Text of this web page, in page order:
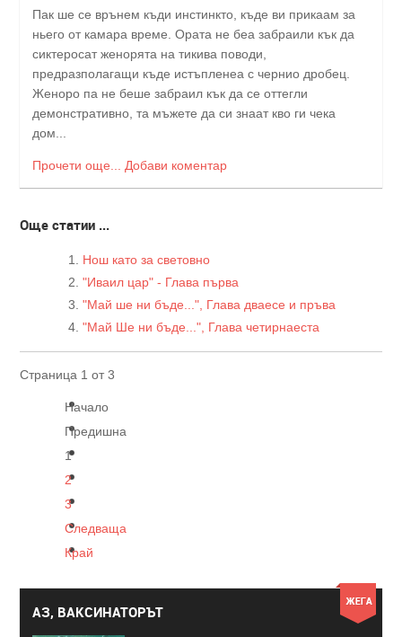
Пак ше се врънем къди инстинкто, къде ви прикаам за
ньего от камара време. Ората не беа забраили кък да
сиктеросат женорята на тикива поводи,
предразполагащи къде истъпленеа с чернио дробец.
Женоро па не беше забраил кък да се оттегли
демонстративно, та мъжете да си знаат кво ги чека
дом...
Прочети още... Добави коментар
Още статии ...
Нош като за световно
"Иваил цар" - Глава първа
"Май ше ни бъде...", Глава дваесе и пръва
"Май Ше ни бъде...", Глава четирнаеста
Страница 1 от 3
Начало
Предишна
1
2
3
Следваща
Край
АЗ, ВАКСИНАТОРЪТ